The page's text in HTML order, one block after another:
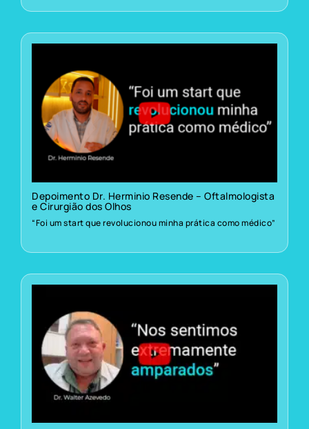
Depoimento Dr. Herminio Resende – Oftalmologista
e Cirurgião dos Olhos
“Foi um start que revolucionou minha prática como médico”